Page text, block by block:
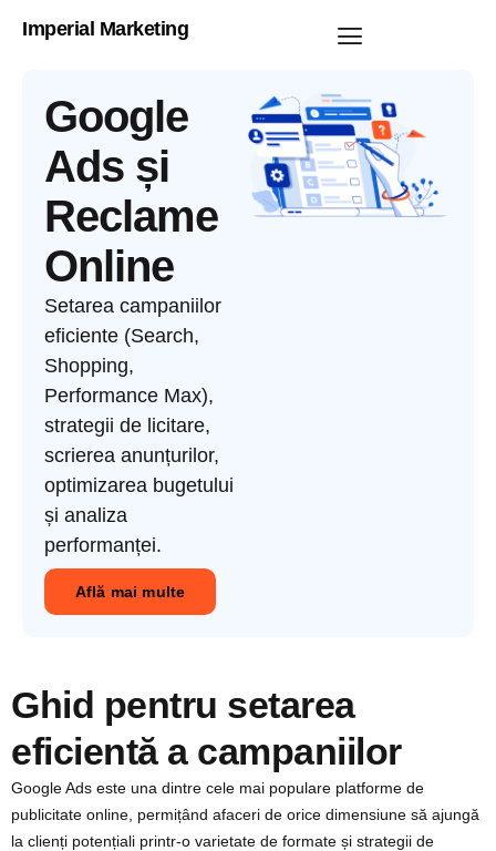
Imperial Marketing
Google
Ads și
Reclame
Online
Setarea campaniilor
eficiente (Search,
Shopping,
Performance Max),
strategii de licitare,
scrierea anunțurilor,
optimizarea bugetului
și analiza
performanței.
Află mai multe
Ghid pentru setarea
eficientă a campaniilor
Google Ads este una dintre cele mai populare platforme de
publicitate online, permițând afaceri de orice dimensiune să ajungă
la clienți potențiali printr-o varietate de formate și strategii de